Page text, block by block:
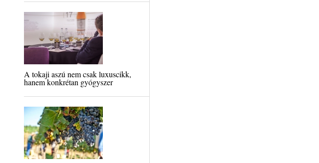
A tokaji aszú nem csak luxuscikk,
hanem konkrétan gyógyszer